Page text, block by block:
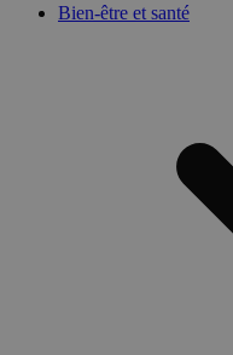
Bien-être et santé